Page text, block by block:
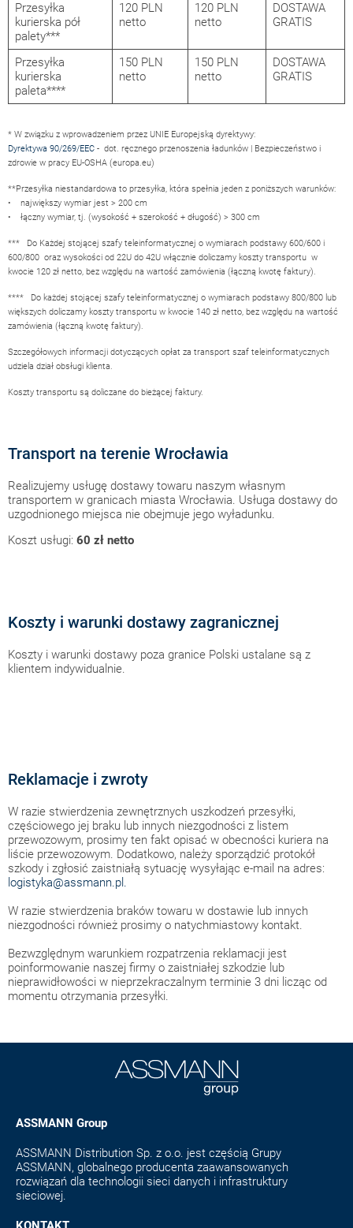
Przesyłka
kurierska pół
palety***
120 PLN
netto
120 PLN
netto
DOSTAWA
GRATIS
Przesyłka
kurierska
paleta****
150 PLN
netto
150 PLN
netto
DOSTAWA
GRATIS
* W związku z wprowadzeniem przez UNIE Europejską dyrektywy:
Dyrektywa 90/269/EEC - dot. ręcznego przenoszenia ładunków | Bezpieczeństwo i
zdrowie w pracy EU-OSHA (europa.eu)
**Przesyłka niestandardowa to przesyłka, która spełnia jeden z poniższych warunków:
• największy wymiar jest > 200 cm
• łączny wymiar, tj. (wysokość + szerokość + długość) > 300 cm
*** Do Każdej stojącej szafy teleinformatycznej o wymiarach podstawy 600/600 i
600/800 oraz wysokości od 22U do 42U włącznie doliczamy koszty transportu w
kwocie 120 zł netto, bez względu na wartość zamówienia (łączną kwotę faktury).
**** Do każdej stojącej szafy teleinformatycznej o wymiarach podstawy 800/800 lub
większych doliczamy koszty transportu w kwocie 140 zł netto, bez względu na wartość
zamówienia (łączną kwotę faktury).
Szczegółowych informacji dotyczących opłat za transport szaf teleinformatycznych
udziela dział obsługi klienta.
Koszty transportu są doliczane do bieżącej faktury.
Transport na terenie Wrocławia
Realizujemy usługę dostawy towaru naszym własnym
transportem w granicach miasta Wrocławia. Usługa dostawy do
uzgodnionego miejsca nie obejmuje jego wyładunku.
Koszt usługi: 60 zł netto
Koszty i warunki dostawy zagranicznej
Koszty i warunki dostawy poza granice Polski ustalane są z
klientem indywidualnie.
Reklamacje i zwroty
W razie stwierdzenia zewnętrznych uszkodzeń przesyłki,
częściowego jej braku lub innych niezgodności z listem
przewozowym, prosimy ten fakt opisać w obecności kuriera na
liście przewozowym. Dodatkowo, należy sporządzić protokół
szkody i zgłosić zaistniałą sytuację wysyłając e-mail na adres:
logistyka@assmann.pl.
W razie stwierdzenia braków towaru w dostawie lub innych
niezgodności również prosimy o natychmiastowy kontakt.
Bezwzględnym warunkiem rozpatrzenia reklamacji jest
poinformowanie naszej firmy o zaistniałej szkodzie lub
nieprawidłowości w nieprzekraczalnym terminie 3 dni licząc od
momentu otrzymania przesyłki.
ASSMANN Group
ASSMANN Distribution Sp. z o.o. jest częścią Grupy
ASSMANN, globalnego producenta zaawansowanych
rozwiązań dla technologii sieci danych i infrastruktury
sieciowej.